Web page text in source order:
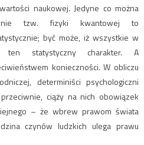
naukowej. Jedyne co można
tzw. fizyki kwantowej to
być może, iż wszystkie w
statystyczny charakter. A
konieczności. W obliczu
determiniści psychologiczni
ciąży na nich obowiązek
– że wbrew prawom świata
czynów ludzkich ulega prawu